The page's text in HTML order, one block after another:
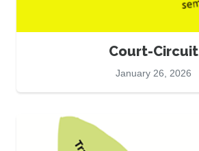
Court-Circuit
January 26, 2026